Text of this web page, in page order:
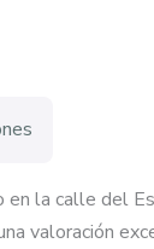
la calle del
valoración